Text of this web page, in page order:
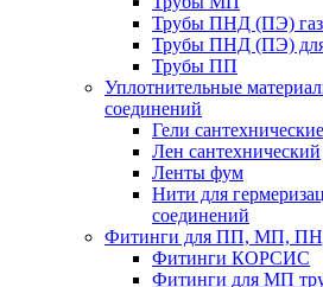
Трубы ПНД (ПЭ)
Трубы ПНД (ПЭ)
Трубы ПП
Уплотнительные
соединений
Гели
Лен сантехнический
Ленты фум
Нити для
соединений
Фитинги для ПП, МП,
Фитинги КОРСИС
Фитинги для МП